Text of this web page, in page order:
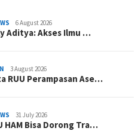
6 August 2026
Aditya: Akses Ilmu …
3 August 2026
RUU Perampasan Ase…
31 July 2026
HAM Bisa Dorong Tra…